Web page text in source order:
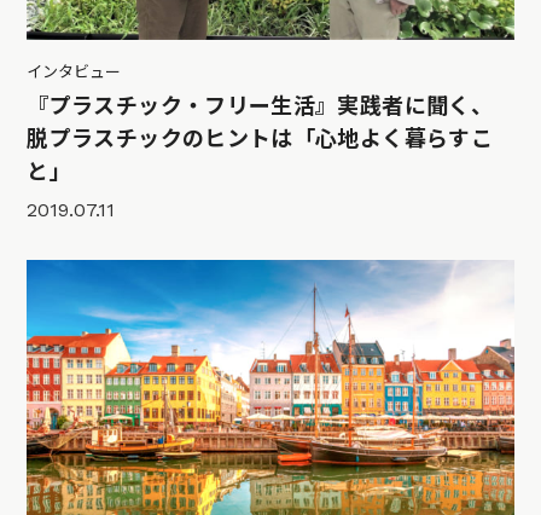
インタビュー
『プラスチック・フリー生活』実践者に聞く、
脱プラスチックのヒントは「心地よく暮らすこ
と」
2019.07.11